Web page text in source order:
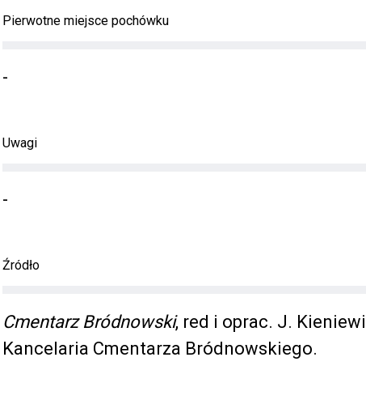
Pierwotne miejsce pochówku
-
Uwagi
-
Źródło
Cmentarz Bródnowski, red i oprac. J.
Kancelaria Cmentarza Bródnowskiego.